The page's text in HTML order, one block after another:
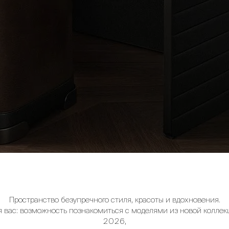
Пространство безупречного стиля, красоты и вдохновения.
вас: возможность познакомиться с моделями из новой
2026,